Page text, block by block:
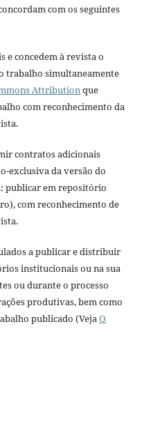
com os seguintes
e concedem à revista o
trabalho simultaneamente
Attributionque
com reconhecimento da
contratos adicionais
exclusiva da versão do
publicar em repositório
com reconhecimento de
a publicar e distribuir
institucionais ou na sua
ou durante o processo
produtivas, bem como
publicado (VejaO